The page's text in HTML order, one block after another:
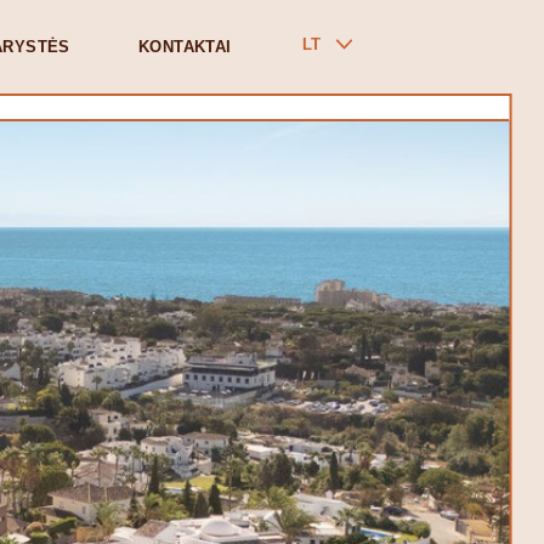
KONTAKTAI LT